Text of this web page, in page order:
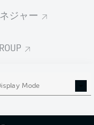
ジャー
Mode
2027
DUELS
WON